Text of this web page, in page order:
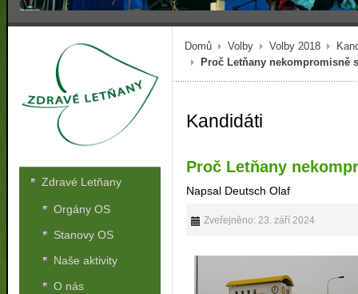
Domů Volby Volby 2018
Proč Letňany nekompromisně
Kandidáti
Proč Letňany
Napsal Deutsch Olaf
Zveřejněno: 23. září 2024
Zdravé Letňany
Orgány OS
Stanovy OS
Naše aktivity
O nás